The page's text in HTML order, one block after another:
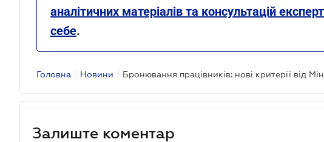
аналітичних матеріалів та консультацій
себе.
Головна / Новини / Бронювання працівників: нові критерії від
Залиште коментар